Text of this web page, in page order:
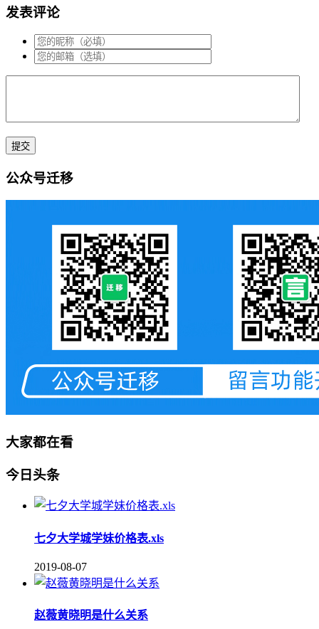
发表评论
公众号迁移
大家都在看
今日头条
七夕大学城学妹价格表.xls
2019-08-07
赵薇黄晓明是什么关系